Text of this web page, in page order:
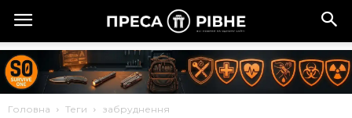
Головна Теги забруднення